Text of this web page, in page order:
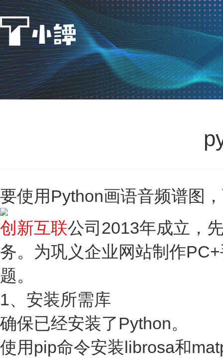
要使用Python画语音频谱图
创新互联公司2013年成立，
务。为巩义企业网站制作
题。
1、安装所需库
确保已经安装了Python。
使用pip命令安装librosa和